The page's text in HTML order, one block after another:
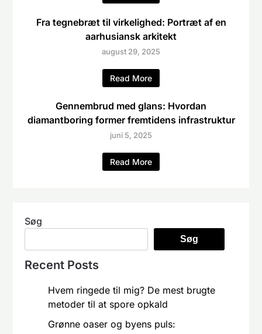
Fra tegnebræt til virkelighed: Portræt af en
aarhusiansk arkitekt
august 29, 2025
Read More
Gennembrud med glans: Hvordan
diamantboring former fremtidens infrastruktur
juni 5, 2025
Read More
Søg
Søg
Recent Posts
Hvem ringede til mig? De mest brugte
metoder til at spore opkald
Grønne oaser og byens puls: